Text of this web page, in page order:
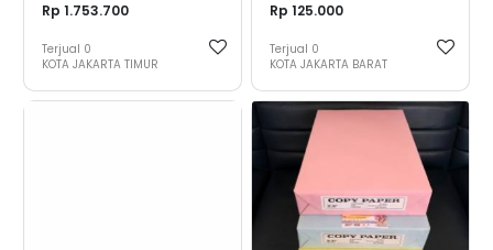
Rp 1.753.700
Terjual 0
KOTA JAKARTA TIMUR
Rp 125.000
Terjual 0
KOTA JAKARTA BARAT